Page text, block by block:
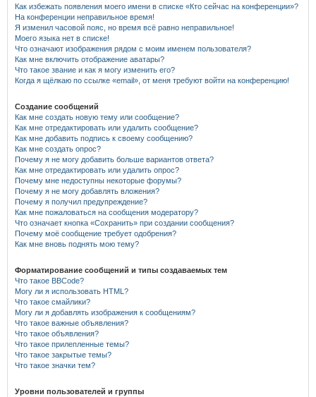
Как избежать появления моего имени в списке «Кто сейчас на конференции»?
На конференции неправильное время!
Я изменил часовой пояс, но время всё равно неправильное!
Моего языка нет в списке!
Что означают изображения рядом с моим именем пользователя?
Как мне включить отображение аватары?
Что такое звание и как я могу изменить его?
Когда я щёлкаю по ссылке «email», от меня требуют войти на конференцию!
Создание сообщений
Как мне создать новую тему или сообщение?
Как мне отредактировать или удалить сообщение?
Как мне добавить подпись к своему сообщению?
Как мне создать опрос?
Почему я не могу добавить больше вариантов ответа?
Как мне отредактировать или удалить опрос?
Почему мне недоступны некоторые форумы?
Почему я не могу добавлять вложения?
Почему я получил предупреждение?
Как мне пожаловаться на сообщения модератору?
Что означает кнопка «Сохранить» при создании сообщения?
Почему моё сообщение требует одобрения?
Как мне вновь поднять мою тему?
Форматирование сообщений и типы создаваемых тем
Что такое BBCode?
Могу ли я использовать HTML?
Что такое смайлики?
Могу ли я добавлять изображения к сообщениям?
Что такое важные объявления?
Что такое объявления?
Что такое прилепленные темы?
Что такое закрытые темы?
Что такое значки тем?
Уровни пользователей и группы